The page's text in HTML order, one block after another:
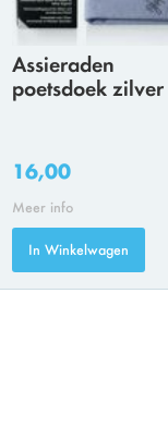
Assieraden
poetsdoek zilver
16,00
Meer info
In Winkelwagen